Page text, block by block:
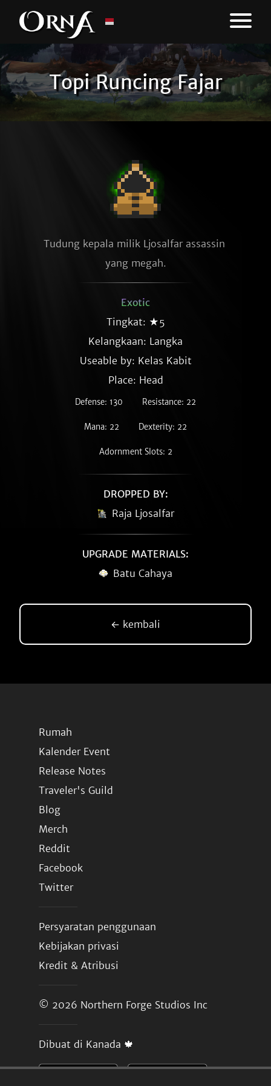
Topi Runcing Fajar
Tudung kepala milik Ljosalfar assassin
yang megah.
Exotic
Tingkat: ★5
Kelangkaan: Langka
Useable by: Kelas Kabit
Place: Head
Defense: 130 Resistance: 22
Mana: 22 Dexterity: 22
Adornment Slots: 2
DROPPED BY:
Raja Ljosalfar
UPGRADE MATERIALS:
Batu Cahaya
← kembali
Rumah
Kalender Event
Release Notes
Traveler's Guild
Blog
Merch
Reddit
Facebook
Twitter
Persyaratan penggunaan
Kebijakan privasi
Kredit & Atribusi
© 2026 Northern Forge Studios Inc
Dibuat di Kanada 🍁